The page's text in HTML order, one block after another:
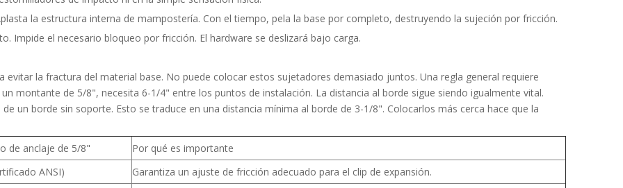
la estructura interna de mampostería. Con el tiempo, pela la base por completo, destruyendo la sujeción por fricción.
Impide el necesario bloqueo por fricción. El hardware se deslizará bajo carga.
evitar la fractura del material base. No puede colocar estos sujetadores demasiado juntos. Una regla general requiere
montante de 5/8", necesita 6-1/4" entre los puntos de instalación. La distancia al borde sigue siendo igualmente vital.
un borde sin soporte. Esto se traduce en una distancia mínima al borde de 3-1/8". Colocarlos más cerca hace que la
de anclaje de 5/8"
Por qué es importante
ANSI)
Garantiza un ajuste de fricción adecuado para el clip de expansión.